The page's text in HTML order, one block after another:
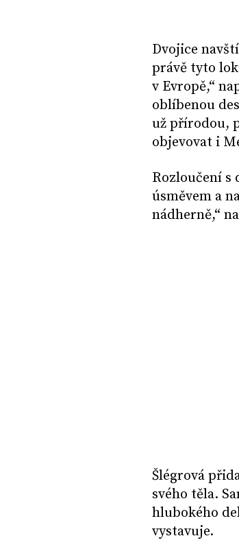
Dvojice
právě tyto
v Evropě,“
oblíbenou
už přírodou,
objevovat i
Rozloučení s
úsměvem a
nádherně,“
Šlégrová
svého těla.
hlubokého
vystavuje.